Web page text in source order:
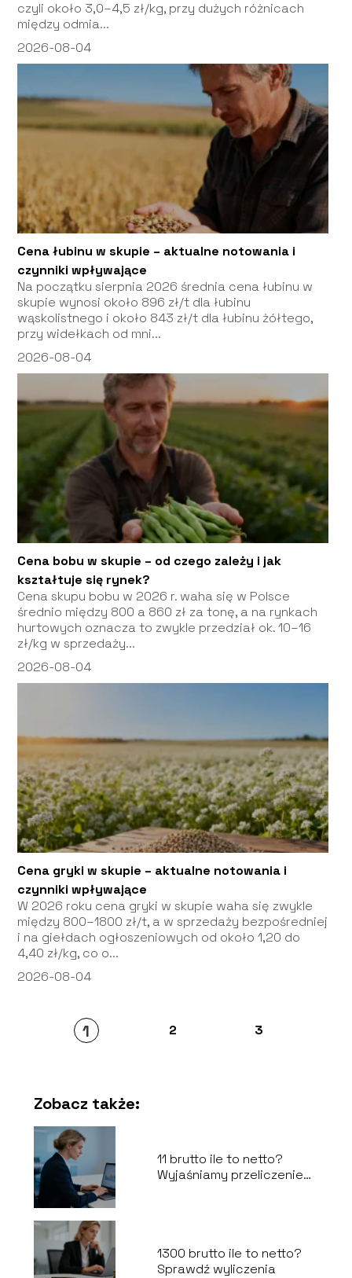
czyli około 3,0–4,5 zł/kg, przy dużych różnicach
między odmia...
2026-08-04
Cena łubinu w skupie – aktualne notowania i
czynniki wpływające
Na początku sierpnia 2026 średnia cena łubinu w
skupie wynosi około 896 zł/t dla łubinu
wąskolistnego i około 843 zł/t dla łubinu żółtego,
przy widełkach od mni...
2026-08-04
Cena bobu w skupie – od czego zależy i jak
kształtuje się rynek?
Cena skupu bobu w 2026 r. waha się w Polsce
średnio między 800 a 860 zł za tonę, a na rynkach
hurtowych oznacza to zwykle przedział ok. 10–16
zł/kg w sprzedaży...
2026-08-04
Cena gryki w skupie – aktualne notowania i
czynniki wpływające
W 2026 roku cena gryki w skupie waha się zwykle
między 800–1800 zł/t, a w sprzedaży bezpośredniej
i na giełdach ogłoszeniowych od około 1,20 do
4,40 zł/kg, co o...
2026-08-04
1 2 3
Zobacz także:
11 brutto ile to netto?
Wyjaśniamy przeliczenie
1300 brutto ile to netto?
Sprawdź wyliczenia